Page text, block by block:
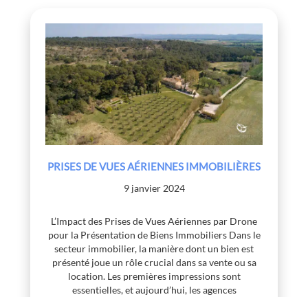
PRISES DE VUES AÉRIENNES IMMOBILIÈRES
9 janvier 2024
L’Impact des Prises de Vues Aériennes par Drone
pour la Présentation de Biens Immobiliers Dans le
secteur immobilier, la manière dont un bien est
présenté joue un rôle crucial dans sa vente ou sa
location. Les premières impressions sont
essentielles, et aujourd’hui, les agences